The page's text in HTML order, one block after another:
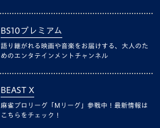
BS10プレミアム
語り継がれる映画や音楽をお届けする、大人のた
めのエンタテインメントチャンネル
BEAST X
麻雀プロリーグ「Mリーグ」参戦中！最新情報は
こちらをチェック！